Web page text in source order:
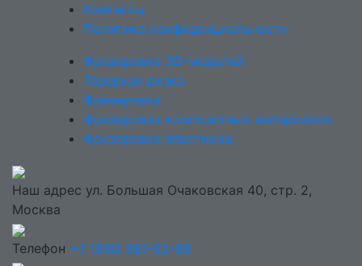
Контакты
Политика конфиденциальности
Фрезеровка 3D-моделей
Лазерная резка
Фрезеровка
Фрезеровка композитных материалов
Фрезеровка пластиков
Наш адрес ул. Большая Очаковская 40, стр. 2,
Москва
Телефон +7 (916) 981-52-99